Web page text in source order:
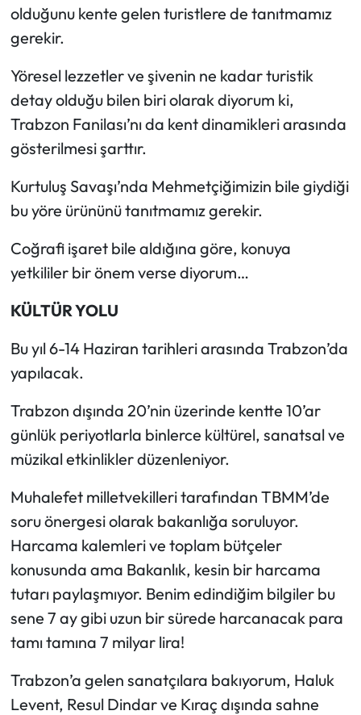
olduğunu kente gelen turistlere de tanıtmamız
gerekir.
Yöresel lezzetler ve şivenin ne kadar turistik
detay olduğu bilen biri olarak diyorum ki,
Trabzon Fanilası’nı da kent dinamikleri arasında
gösterilmesi şarttır.
Kurtuluş Savaşı’nda Mehmetçiğimizin bile giydiği
bu yöre ürününü tanıtmamız gerekir.
Coğrafi işaret bile aldığına göre, konuya
yetkililer bir önem verse diyorum…
KÜLTÜR YOLU
Bu yıl 6-14 Haziran tarihleri arasında Trabzon’da
yapılacak.
Trabzon dışında 20’nin üzerinde kentte 10’ar
günlük periyotlarla binlerce kültürel, sanatsal ve
müzikal etkinlikler düzenleniyor.
Muhalefet milletvekilleri tarafından TBMM’de
soru önergesi olarak bakanlığa soruluyor.
Harcama kalemleri ve toplam bütçeler
konusunda ama Bakanlık, kesin bir harcama
tutarı paylaşmıyor. Benim edindiğim bilgiler bu
sene 7 ay gibi uzun bir sürede harcanacak para
tamı tamına 7 milyar lira!
Trabzon’a gelen sanatçılara bakıyorum, Haluk
Levent, Resul Dindar ve Kıraç dışında sahne